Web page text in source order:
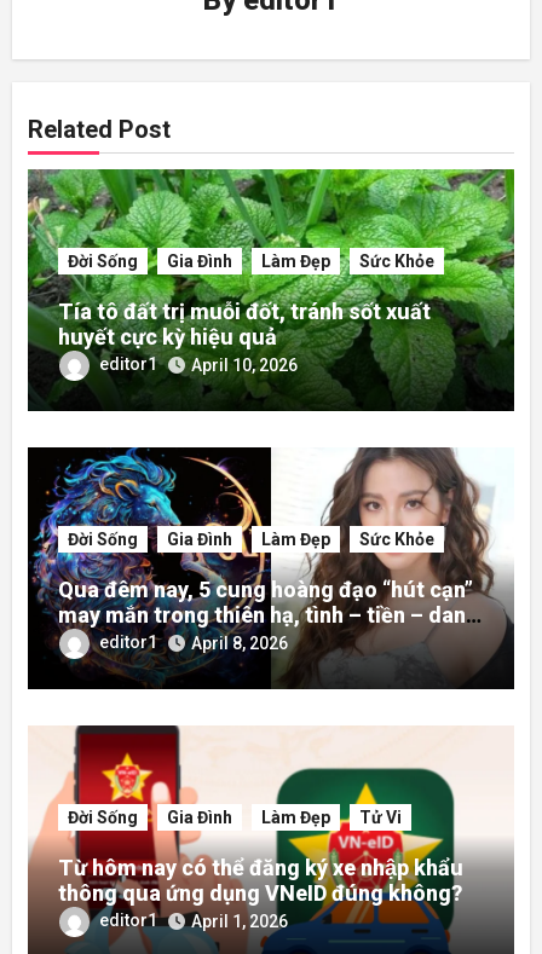
Related Post
Đời Sống Gia Đình Làm Đẹp Sức Khỏe
Tía tô đất trị muỗi đốt, tránh sốt xuất
huyết cực kỳ hiệu quả
editor1 April 10, 2026
Đời Sống Gia Đình Làm Đẹp Sức Khỏe
Qua đêm nay, 5 cung hoàng đạo “hút cạn”
may mắn trong thiên hạ, tình – tiền – danh
rực rỡ hơn người
editor1 April 8, 2026
Đời Sống Gia Đình Làm Đẹp Tử Vi
Từ hôm nay có thể đăng ký xe nhập khẩu
thông qua ứng dụng VNeID đúng không?
editor1 April 1, 2026